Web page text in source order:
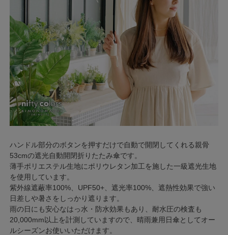
ハンドル部分のボタンを押すだけで自動で開閉してくれる親骨
53cmの遮光自動開閉折りたたみ傘です。
薄手ポリエステル生地にポリウレタン加工を施した一級遮光生地
を使用しています。
紫外線遮蔽率100%、UPF50+、遮光率100%、遮熱性効果で強い
日差しや暑さをしっかり遮ります。
雨の日にも安心なはっ水・防水効果もあり、耐水圧の検査も
20,000mm以上を計測していますので、晴雨兼用日傘としてオー
ルシーズンお使いいただけます。